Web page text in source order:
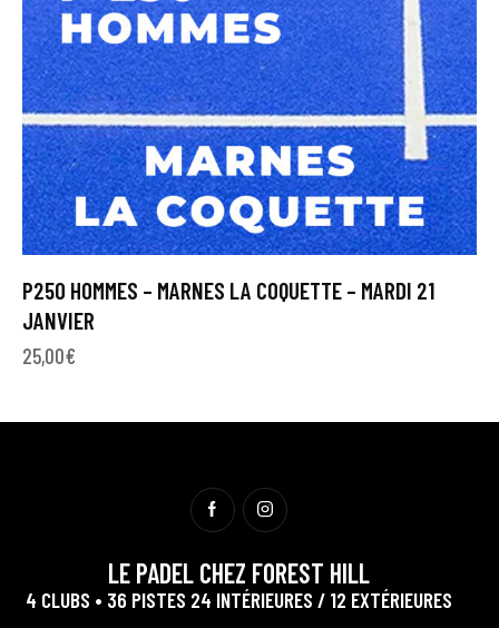
P250 HOMMES – MARNES LA COQUETTE – MARDI 21
JANVIER
25,00€
LE PADEL CHEZ FOREST HILL
4 CLUBS • 36 PISTES 24 INTÉRIEURES / 12 EXTÉRIEURES